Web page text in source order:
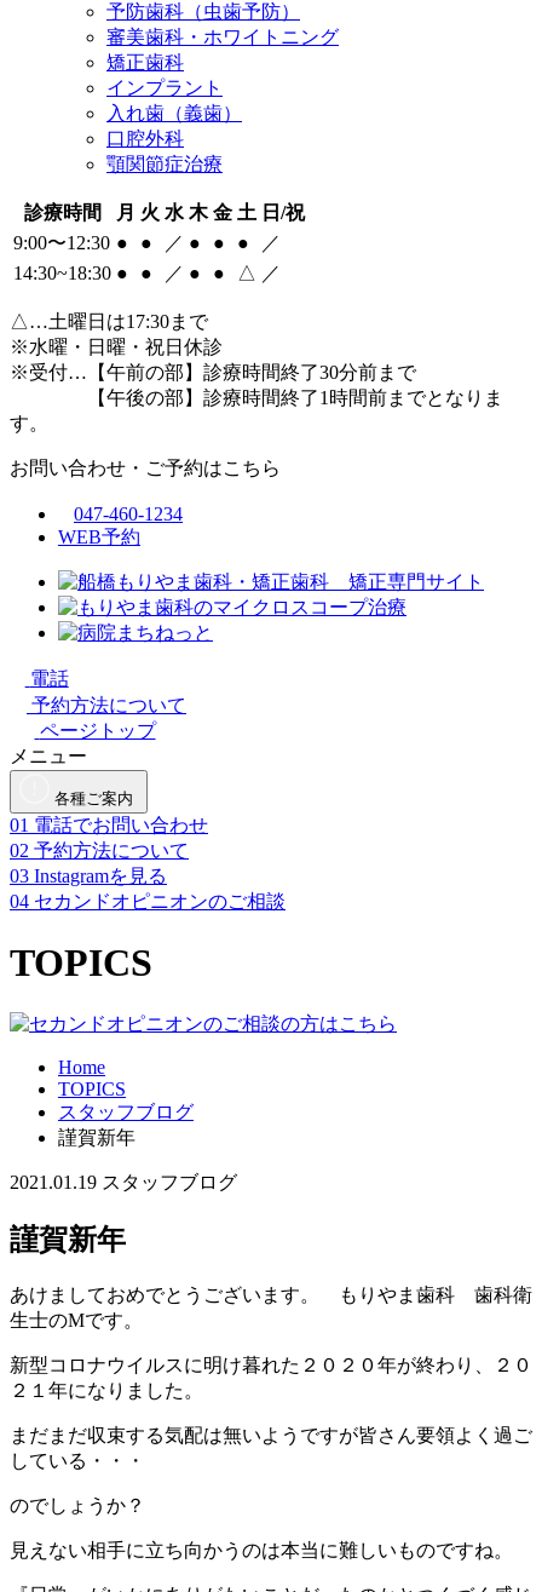
予防歯科（虫歯予防）
審美歯科・ホワイトニング
矯正歯科
インプラント
入れ歯（義歯）
口腔外科
顎関節症治療
診療時間 月 火 水 木 金 土 日/祝
9:00〜12:30 ● ● ／ ● ● ●
／
14:30~18:30 ● ● ／ ● ● △ ／
△…土曜日は17:30まで
※水曜・日曜・祝日休診
※受付…【午前の部】診療時間終了30分前まで
【午後の部】診療時間終了1時間前までとなりま
す。
お問い合わせ・ご予約はこちら
047-460-1234
WEB予約
電話
予約方法について
ページトップ
メニュー
各種ご案内
01 電話でお問い合わせ
02 予約方法について
03 Instagramを見る
04 セカンドオピニオンのご相談
TOPICS
Home
TOPICS
スタッフブログ
謹賀新年
2021.01.19 スタッフブログ
謹賀新年
あけましておめでとうございます。 もりやま歯科 歯科衛
生士のМです。
新型コロナウイルスに明け暮れた２０２０年が終わり、２０
２１年になりました。
まだまだ収束する気配は無いようですが皆さん要領よく過ご
している・・・
のでしょうか？
見えない相手に立ち向かうのは本当に難しいものですね。